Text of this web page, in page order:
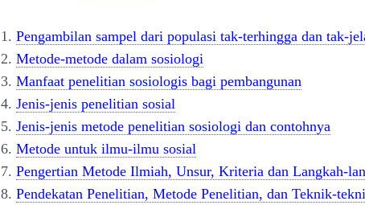
1. Pengambilan sampel dari populasi tak-terhingga dan tak-
2. Metode-metode dalam sosiologi
3. Manfaat penelitian sosiologis bagi pembangunan
4. Jenis-jenis penelitian sosial
5. Jenis-jenis metode penelitian sosiologi dan contohnya
6. Metode untuk ilmu-ilmu sosial
7. Pengertian Metode Ilmiah, Unsur, Kriteria dan Langkah-
8. Pendekatan Penelitian, Metode Penelitian, dan Teknik-